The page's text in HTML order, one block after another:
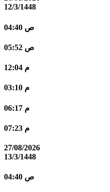
12/3/1448
04:40 ص
05:52 ص
12:04 م
03:10 م
06:17 م
07:23 م
27/08/2026
13/3/1448
04:40 ص